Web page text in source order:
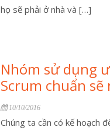
họ sẽ phải ở nhà và […]
Nhóm sử dụng
Scrum chuẩn
10/10/2016
Chúng ta cần có kế hoạch